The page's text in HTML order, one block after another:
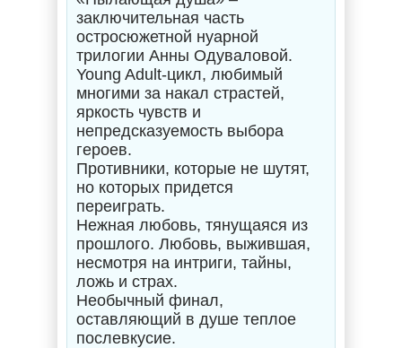
заключительная часть
остросюжетной нуарной
трилогии Анны Одуваловой.
Young Adult-цикл, любимый
многими за накал страстей,
яркость чувств и
непредсказуемость выбора
героев.
Противники, которые не шутят,
но которых придется
переиграть.
Нежная любовь, тянущаяся из
прошлого. Любовь, выжившая,
несмотря на интриги, тайны,
ложь и страх.
Необычный финал,
оставляющий в душе теплое
послевкусие.